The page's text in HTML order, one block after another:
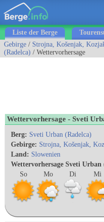
Liste der Berge
Gebirge / Strojna, Košenjak,
(Radelca) / Wettervorhersage
Wettervorhersage - Sveti
Berg: Sveti Urban (Radelca)
Gebirge: Strojna, Košenjak,
Land: Slowenien
Wettervorhersage Sveti Urban
So
Mo Di Mi